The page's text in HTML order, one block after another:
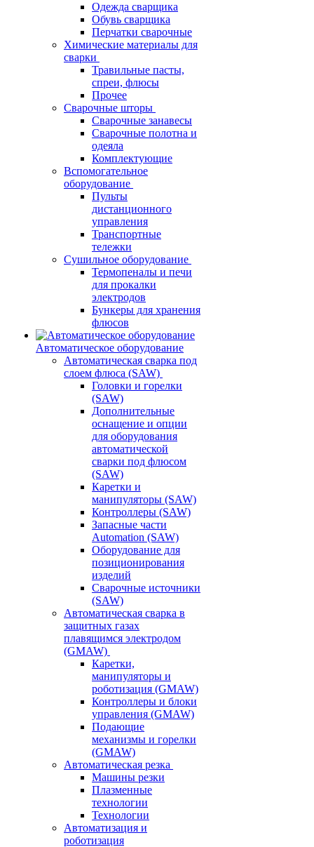
Одежда сварщика
Обувь сварщика
Перчатки сварочные
Химические материалы для
сварки
Травильные пасты,
спреи, флюсы
Прочее
Сварочные шторы
Сварочные занавесы
Сварочные полотна и
одеяла
Комплектующие
Вспомогательное
оборудование
Пульты
дистанционного
управления
Транспортные
тележки
Сушильное оборудование
Термопеналы и печи
для прокалки
электродов
Бункеры для хранения
флюсов
Автоматическое оборудование
Автоматическая сварка под
слоем флюса (SAW)
Головки и горелки
(SAW)
Дополнительные
оснащение и опции
для оборудования
автоматической
сварки под флюсом
(SAW)
Каретки и
манипуляторы (SAW)
Контроллеры (SAW)
Запасные части
Automation (SAW)
Оборудование для
позиционирования
изделий
Сварочные источники
(SAW)
Автоматическая сварка в
защитных газах
плавящимся электродом
(GMAW)
Каретки,
манипуляторы и
роботизация (GMAW)
Контроллеры и блоки
управления (GMAW)
Подающие
механизмы и горелки
(GMAW)
Автоматическая резка
Машины резки
Плазменные
технологии
Технологии
Автоматизация и
роботизация